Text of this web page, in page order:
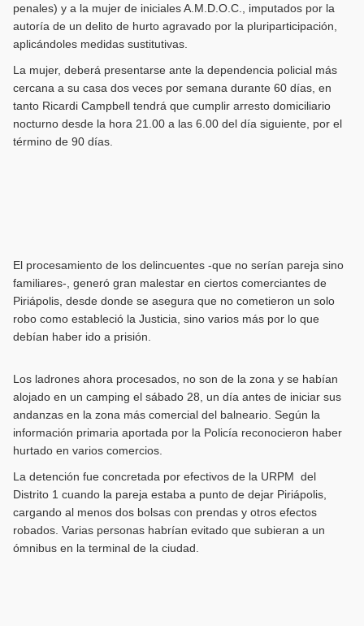
penales) y a la mujer de iniciales A.M.D.O.C., imputados por la
autoría de un delito de hurto agravado por la pluriparticipación,
aplicándoles medidas sustitutivas.
La mujer, deberá presentarse ante la dependencia policial más
cercana a su casa dos veces por semana durante 60 días, en
tanto Ricardi Campbell tendrá que cumplir arresto domiciliario
nocturno desde la hora 21.00 a las 6.00 del día siguiente, por el
término de 90 días.
El procesamiento de los delincuentes -que no serían pareja sino
familiares-, generó gran malestar en ciertos comerciantes de
Piriápolis, desde donde se asegura que no cometieron un solo
robo como estableció la Justicia, sino varios más por lo que
debían haber ido a prisión.
Los ladrones ahora procesados, no son de la zona y se habían
alojado en un camping el sábado 28, un día antes de iniciar sus
andanzas en la zona más comercial del balneario. Según la
información primaria aportada por la Policía reconocieron haber
hurtado en varios comercios.
La detención fue concretada por efectivos de la URPM del
Distrito 1 cuando la pareja estaba a punto de dejar Piriápolis,
cargando al menos dos bolsas con prendas y otros efectos
robados. Varias personas habrían evitado que subieran a un
ómnibus en la terminal de la ciudad.